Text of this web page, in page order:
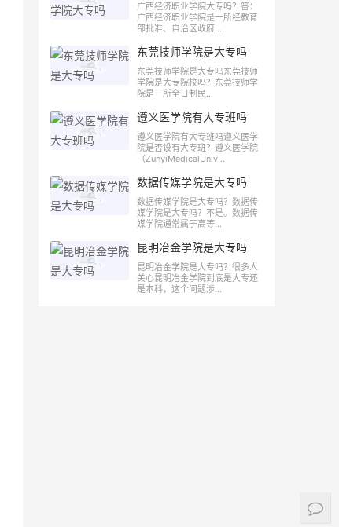
广西经济职业学院大专吗？答：
广西经济职业学院是一所经教育
部批准、自治区政府...
东莞技师学院是大专吗
东莞技师学院是大专吗东莞技师
学院是大专院校吗？东莞技师学
院是一所全日制民...
遵义医学院有大专班吗
遵义医学院有大专班吗遵义医学
院是否设有大专班？遵义医学院
（ZunyiMedicalUniv...
数据传媒学院是大专吗
数据传媒学院是大专吗？数据传
媒学院是大专吗？不是。数据传
媒学院通常属于高等...
昆明冶金学院是大专吗
昆明冶金学院是大专吗？很多人
关心昆明冶金学院到底是大专还
是本科，这个问题涉...